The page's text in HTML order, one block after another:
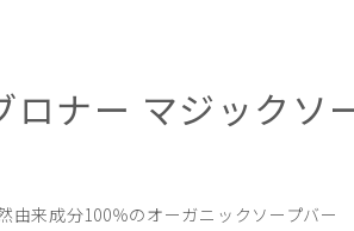
ロナー マジックソ
由来成分100％のオーガニックソープバー